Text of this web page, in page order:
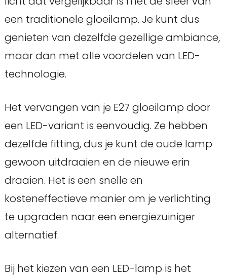
een traditionele gloeilamp. Je kunt dus
genieten van dezelfde gezellige ambiance,
maar dan met alle voordelen van LED-
technologie.
Het vervangen van je E27 gloeilamp door
een LED-variant is eenvoudig. Ze hebben
dezelfde fitting, dus je kunt de oude lamp
gewoon uitdraaien en de nieuwe erin
draaien. Het is een snelle en
kosteneffectieve manier om je verlichting
te upgraden naar een energiezuiniger
alternatief.
Bij het kiezen van een LED-lamp is het